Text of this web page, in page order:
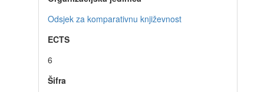
Odsjek za komparativnu književnost
ECTS
6
Šifra